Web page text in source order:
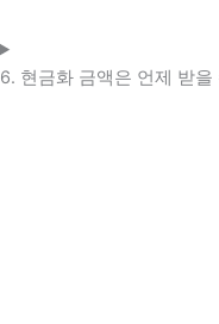
6. 현금화 금액은 언제 받을